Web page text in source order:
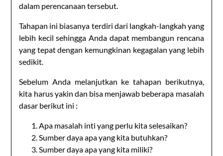
dalam perencanaan tersebut.
Tahapan ini biasanya terdiri dari langkah-langkah yang
lebih kecil sehingga Anda dapat membangun rencana
yang tepat dengan kemungkinan kegagalan yang lebih
sedikit.
Sebelum Anda melanjutkan ke tahapan berikutnya,
kita harus yakin dan bisa menjawab beberapa masalah
dasar berikut ini :
Apa masalah inti yang perlu kita selesaikan?
Sumber daya apa yang kita butuhkan?
Sumber daya apa yang kita miliki?